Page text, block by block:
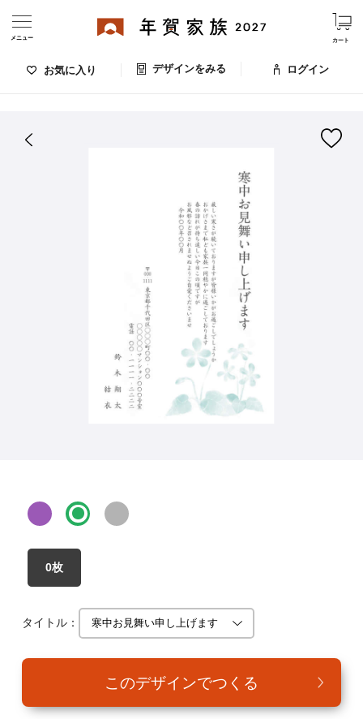
お気に入り デザインをみる
カート
ログイン
メニュー
デザインをみる
年賀家族について
お問い合わせ
0枚
タイトル：